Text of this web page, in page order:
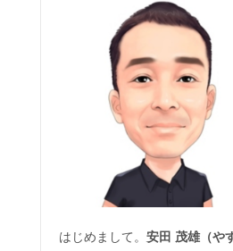
はじめまして。 安田 茂雄（や